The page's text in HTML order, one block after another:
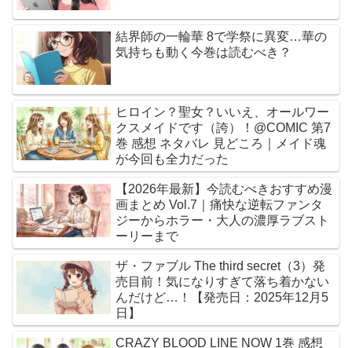
結界師の一輪華 8で学祭に異変…華の
気持ちも動く今巻は読むべき？
ヒロイン？聖女？いいえ、オールワー
クスメイドです（誇）！@COMIC 第7
巻 感想 ネタバレ 見どころ｜メイド魂
が今回も全力だった
【2026年最新】今読むべきおすすめ漫
画まとめ Vol.7｜痛快な逆転ファンタ
ジーからホラー・大人の濃厚ラブスト
ーリーまで
ザ・ファブル The third secret（3）発
売目前！気になりすぎて落ち着かない
んだけど…！【発売日：2025年12月5
日】
CRAZY BLOOD LINE NOW 1巻 感想